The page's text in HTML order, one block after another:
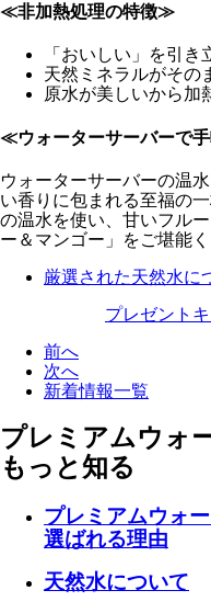
≪非加熱処理の特徴≫
「おいしい」を引
天然ミネラルがその
原水が美しいから加
≪ウォーターサーバーで
ウォーターサーバーの温
い香りに包まれる至福の
の温水を使い、甘いフル
ー＆マンゴー」をご堪能く
厳選された天然水に
プレゼント
前へ
次へ
新着情報一覧
プレミアムウォ
もっと知る
プレミアムウォ
選ばれる理由
天然水について